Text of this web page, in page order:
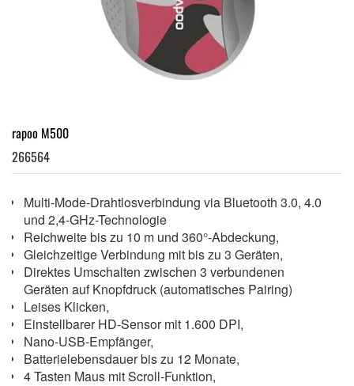
rapoo M500
266564
Multi-Mode-Drahtlosverbindung via Bluetooth 3.0, 4.0
und 2,4-GHz-Technologie
Reichweite bis zu 10 m und 360°-Abdeckung,
Gleichzeitige Verbindung mit bis zu 3 Geräten,
Direktes Umschalten zwischen 3 verbundenen
Geräten auf Knopfdruck (automatisches Pairing)
Leises Klicken,
Einstellbarer HD-Sensor mit 1.600 DPI,
Nano-USB-Empfänger,
Batterielebensdauer bis zu 12 Monate,
4 Tasten Maus mit Scroll-Funktion,